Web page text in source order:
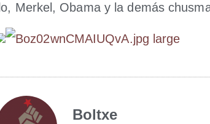
llo, Mer­kel, Oba­ma y la demás
Boltxe